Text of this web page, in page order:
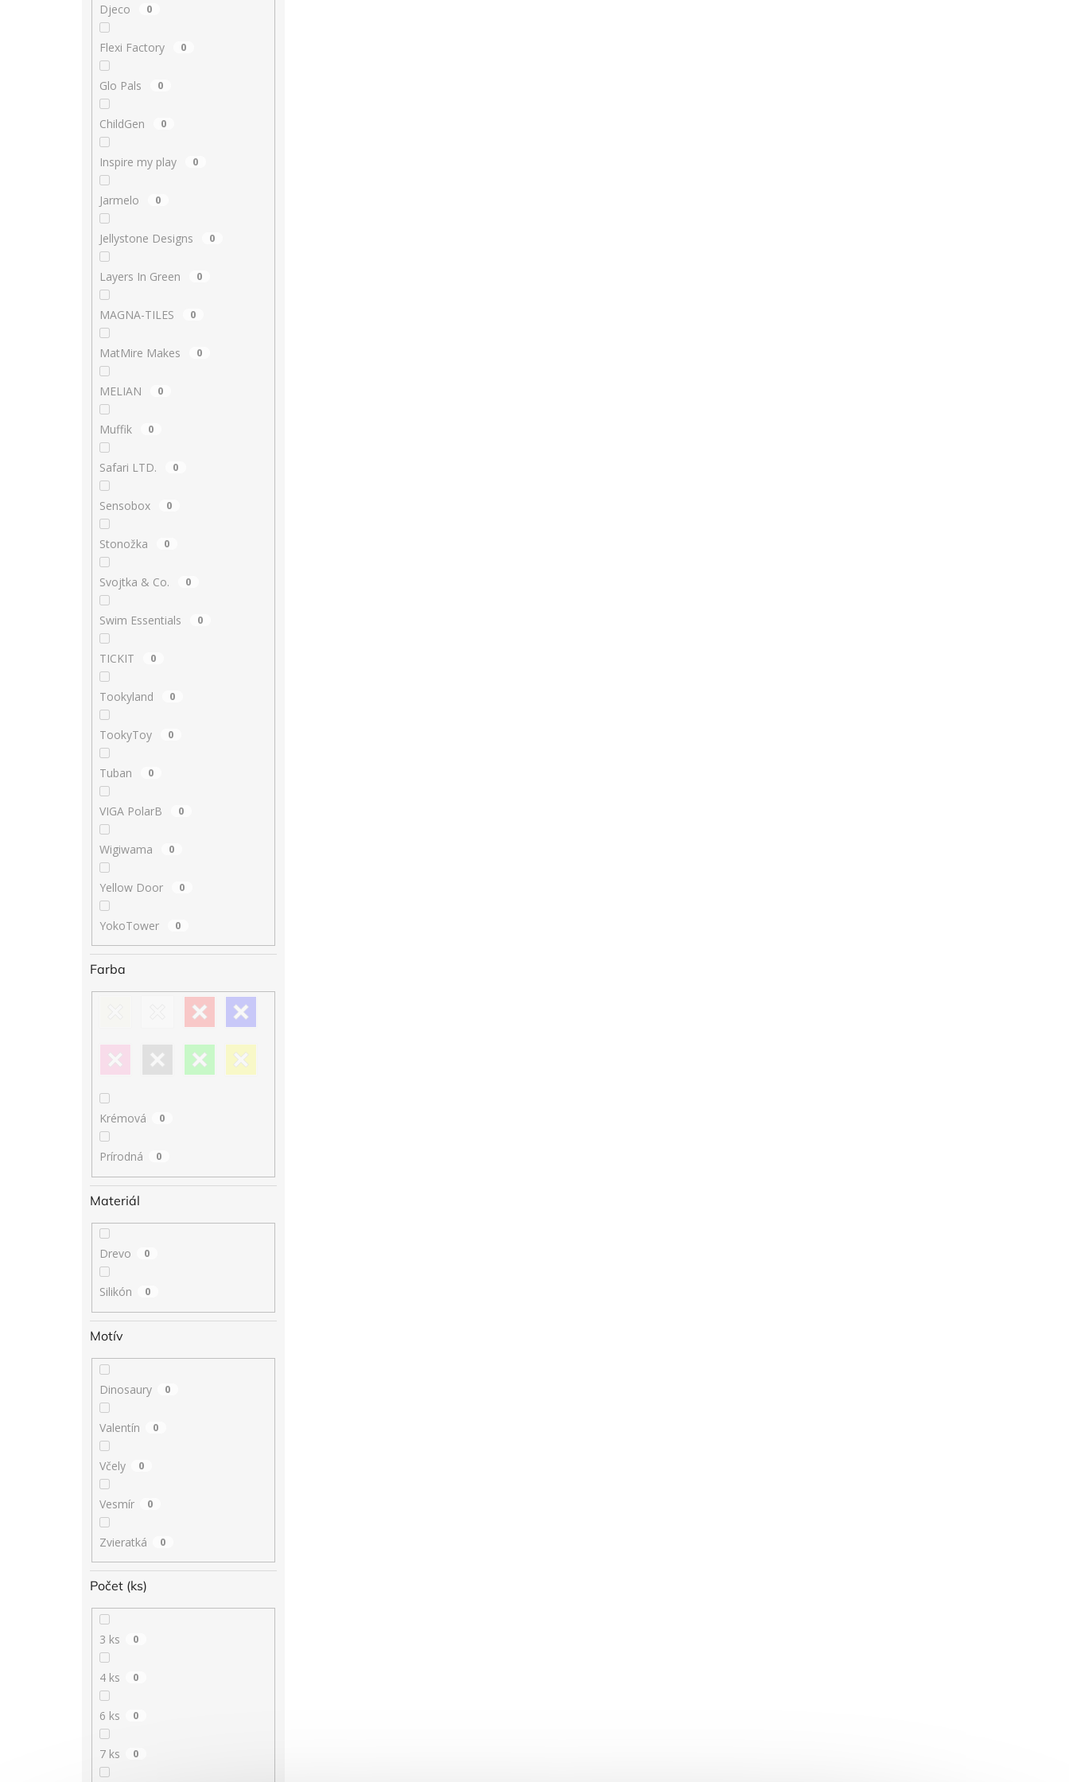
Djeco 0
Flexi Factory 0
Glo Pals 0
ChildGen 0
Inspire my play 0
Jarmelo 0
Jellystone Designs 0
Layers In Green 0
MAGNA-TILES 0
MatMire Makes 0
MELIAN 0
Muffik 0
Safari LTD. 0
Sensobox 0
Stonožka 0
Svojtka & Co. 0
Swim Essentials 0
TICKIT 0
Tookyland 0
TookyToy 0
Tuban 0
VIGA PolarB 0
Wigiwama 0
Yellow Door 0
YokoTower 0
Farba
Krémová 0
Prírodná 0
Materiál
Drevo 0
Silikón 0
Motív
Dinosaury 0
Valentín 0
Včely 0
Vesmír 0
Zvieratká 0
Počet (ks)
3 ks 0
4 ks 0
6 ks 0
7 ks 0